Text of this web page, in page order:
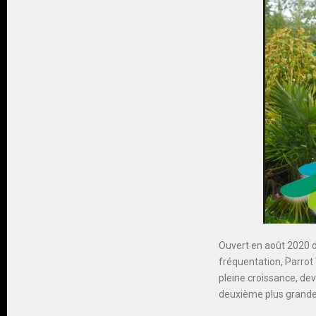
Ouvert en août 2020
fréquentation, Parrot
pleine croissance,
deuxième plus